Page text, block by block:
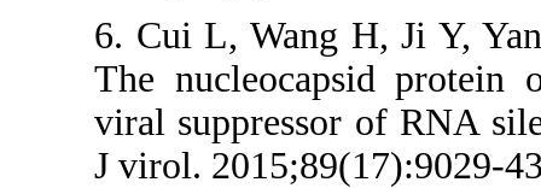
6. Cui L,
The
viral
J virol.